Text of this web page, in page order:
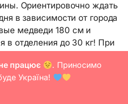
працює
. Приносимо
Україна!
Ориентировочно ждать
в зависимости от города
медведи 180 см и
в отделения до 30 кг! При
плюшевый